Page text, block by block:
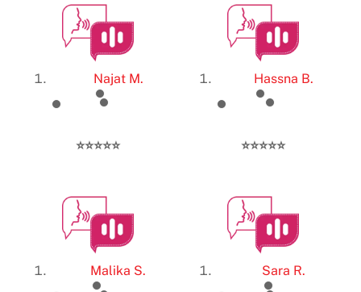
Najat M.
⭐️⭐️⭐️⭐️⭐️
Hassna B.
⭐️⭐️⭐️⭐️⭐️
Malika S. Sara R.